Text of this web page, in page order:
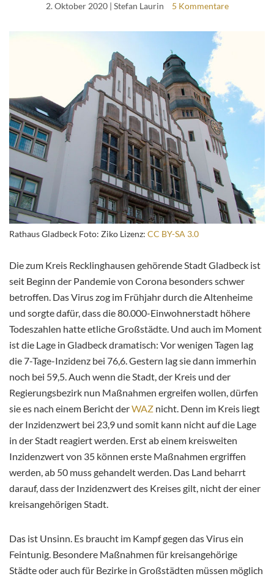
2. Oktober 2020| Stefan Laurin 5 Kommentare
Rathaus Gladbeck Foto: Ziko Lizenz: CC BY-SA 3.0
Die zum Kreis Recklinghausen gehörende Stadt Gladbeck ist
seit Beginn der Pandemie von Corona besonders schwer
betroffen. Das Virus zog im Frühjahr durch die Altenheime
und sorgte dafür, dass die 80.000-Einwohnerstadt höhere
Todeszahlen hatte etliche Großstädte. Und auch im Moment
ist die Lage in Gladbeck dramatisch: Vor wenigen Tagen lag
die 7-Tage-Inzidenz bei 76,6. Gestern lag sie dann immerhin
noch bei 59,5. Auch wenn die Stadt, der Kreis und der
Regierungsbezirk nun Maßnahmen ergreifen wollen, dürfen
sie es nach einem Bericht derWAZ nicht. Denn im Kreis liegt
der Inzidenzwert bei 23,9 und somit kann nicht auf die Lage
in der Stadt reagiert werden. Erst ab einem kreisweiten
Inzidenzwert von 35 können erste Maßnahmen ergriffen
werden, ab 50 muss gehandelt werden. Das Land beharrt
darauf, dass der Inzidenzwert des Kreises gilt, nicht der einer
kreisangehörigen Stadt.
Das ist Unsinn. Es braucht im Kampf gegen das Virus ein
Feintunig. Besondere Maßnahmen für kreisangehörige
Städte oder auch für Bezirke in Großstädten müssen möglich